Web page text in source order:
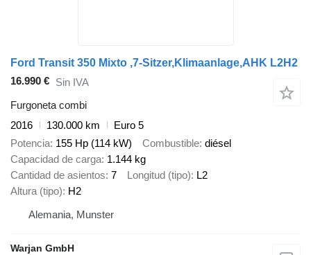
Ford Transit 350 Mixto ,7-Sitzer,Klimaanlage,AHK L2H2
16.990 € Sin IVA
Furgoneta combi
2016
130.000 km
Euro 5
Potencia 155 Hp (114 kW) Combustible diésel
Capacidad de carga 1.144 kg
Cantidad de asientos 7 Longitud (tipo) L2
Altura (tipo) H2
Alemania, Munster
Warjan GmbH